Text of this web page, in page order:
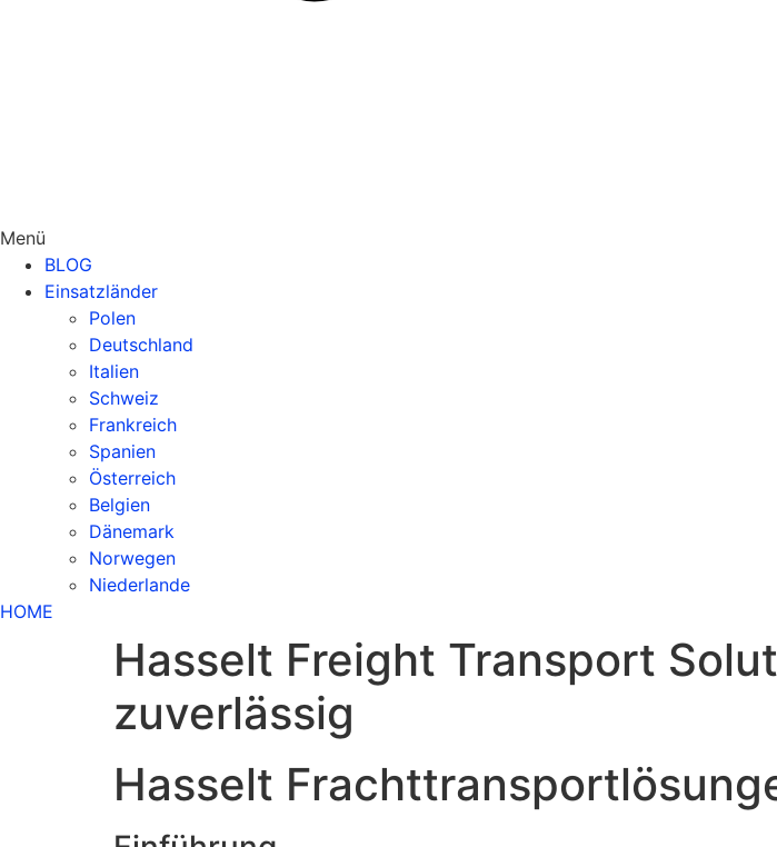
Menü
BLOG
Einsatzländer
Polen
Deutschland
Italien
Schweiz
Frankreich
Spanien
Österreich
Belgien
Dänemark
Norwegen
Niederlande
HOME
Hasselt Freight Transport
zuverlässig
Hasselt